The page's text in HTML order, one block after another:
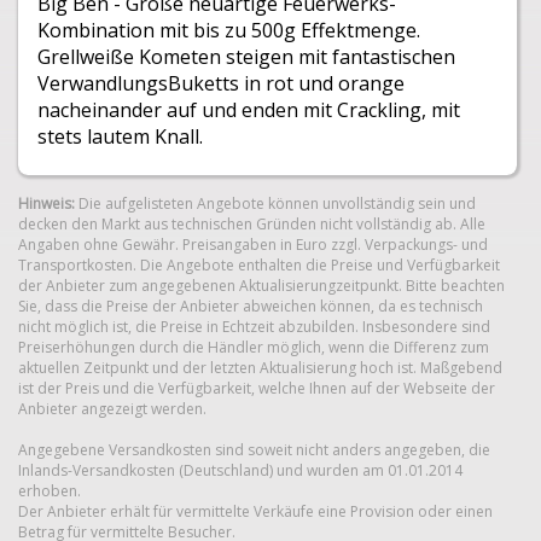
Kombination mit bis zu 500g Effektmenge.
Grellweiße Kometen steigen mit fantastischen
VerwandlungsBuketts in rot und orange
nacheinander auf und enden mit Crackling, mit
stets lautem Knall.
Hinweis: Die aufgelisteten Angebote können unvollständig sein und
decken den Markt aus technischen Gründen nicht vollständig ab. Alle
Angaben ohne Gewähr. Preisangaben in Euro zzgl. Verpackungs- und
Transportkosten. Die Angebote enthalten die Preise und Verfügbarkeit
der Anbieter zum angegebenen Aktualisierungzeitpunkt. Bitte beachten
Sie, dass die Preise der Anbieter abweichen können, da es technisch
nicht möglich ist, die Preise in Echtzeit abzubilden. Insbesondere sind
Preiserhöhungen durch die Händler möglich, wenn die Differenz zum
aktuellen Zeitpunkt und der letzten Aktualisierung hoch ist. Maßgebend
ist der Preis und die Verfügbarkeit, welche Ihnen auf der Webseite der
Anbieter angezeigt werden.
Angegebene Versandkosten sind soweit nicht anders angegeben, die
Inlands-Versandkosten (Deutschland) und wurden am 01.01.2014
erhoben.
Der Anbieter erhält für vermittelte Verkäufe eine Provision oder einen
Betrag für vermittelte Besucher.